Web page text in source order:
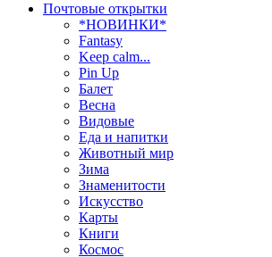
Почтовые открытки
*НОВИНКИ*
Fantasy
Keep calm...
Pin Up
Балет
Весна
Видовые
Еда и напитки
Животный мир
Зима
Знаменитости
Искусство
Карты
Книги
Космос